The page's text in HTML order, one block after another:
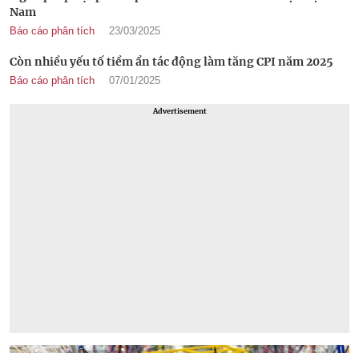
Nam
Báo cáo phân tích 23/03/2025
Còn nhiều yếu tố tiềm ẩn tác động làm tăng CPI năm 2025
Báo cáo phân tích 07/01/2025
Advertisement